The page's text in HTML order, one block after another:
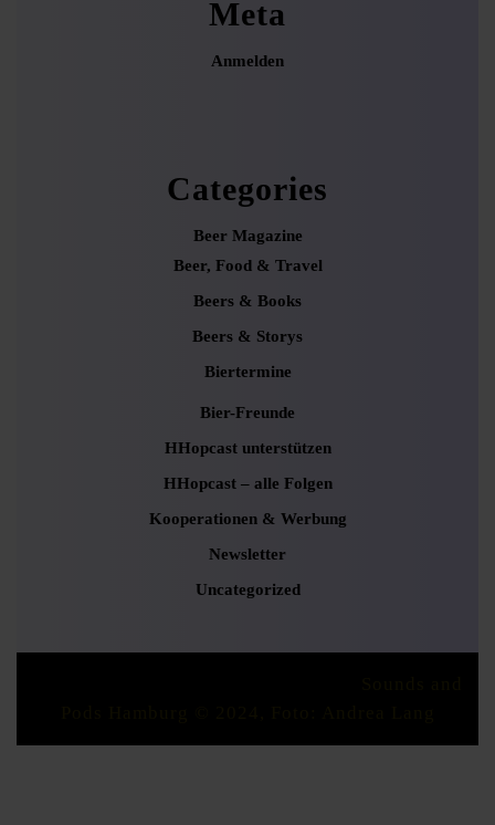
Meta
Anmelden
Categories
Beer Magazine
Beer, Food & Travel
Beers & Books
Beers & Storys
Biertermine
Bier-Freunde
HHopcast unterstützen
HHopcast – alle Folgen
Kooperationen & Werbung
Newsletter
Uncategorized
Scroll